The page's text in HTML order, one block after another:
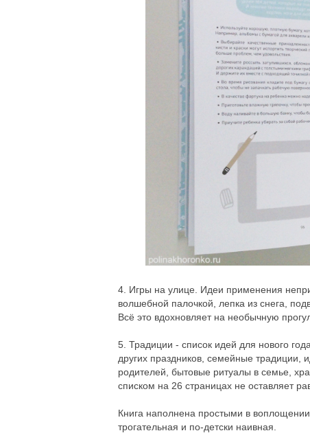
4. Игры на улице. Идеи применения
волшебной палочкой, лепка из снега,
Всё это вдохновляет на необычную
5. Традиции - список идей для нового
других праздников, семейные традиции,
родителей, бытовые ритуалы в семье,
списком на 26 страницах не оставляет
Книга наполнена простыми в
трогательная и по-детски наивная.